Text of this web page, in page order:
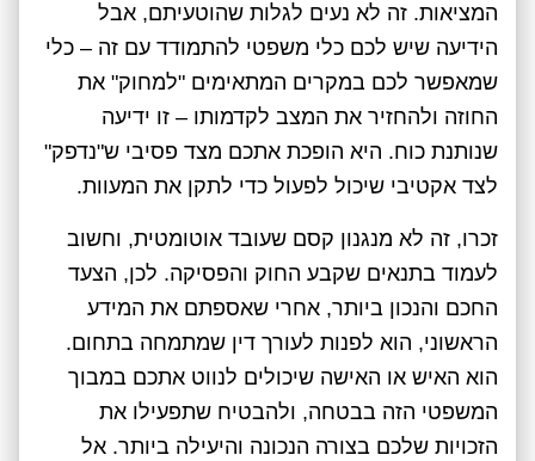
המציאות. זה לא נעים לגלות שהוטעיתם, אבל
הידיעה שיש לכם כלי משפטי להתמודד עם זה – כלי
שמאפשר לכם במקרים המתאימים "למחוק" את
החוזה ולהחזיר את המצב לקדמותו – זו ידיעה
שנותנת כוח. היא הופכת אתכם מצד פסיבי ש"נדפק"
לצד אקטיבי שיכול לפעול כדי לתקן את המעוות.
זכרו, זה לא מנגנון קסם שעובד אוטומטית, וחשוב
לעמוד בתנאים שקבע החוק והפסיקה. לכן, הצעד
החכם והנכון ביותר, אחרי שאספתם את המידע
הראשוני, הוא לפנות לעורך דין שמתמחה בתחום.
הוא האיש או האישה שיכולים לנווט אתכם במבוך
המשפטי הזה בבטחה, ולהבטיח שתפעילו את
הזכויות שלכם בצורה הנכונה והיעילה ביותר. אל